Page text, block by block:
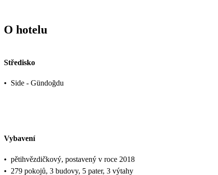
O hotelu
Středisko
• Side - Gündoğdu
Vybavení
• pětihvězdičkový, postavený v roce 2018
• 279 pokojů, 3 budovy, 5 pater, 3 výtahy